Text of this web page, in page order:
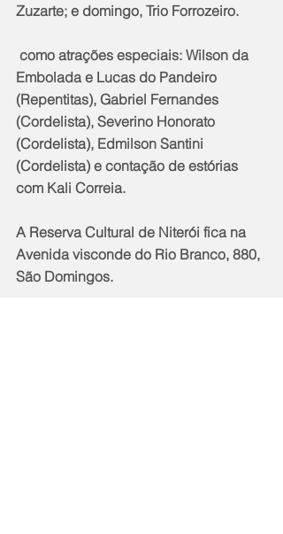
Zuzarte; e domingo, Trio Forrozeiro.
Embolada e Lucas do Pandeiro
(Repentitas), Gabriel Fernandes
(Cordelista), Severino Honorato
(Cordelista), Edmilson Santini
(Cordelista) e contação de estórias
com Kali Correia.
A Reserva Cultural de Niterói fica na
Avenida visconde do Rio Branco, 880,
São Domingos.